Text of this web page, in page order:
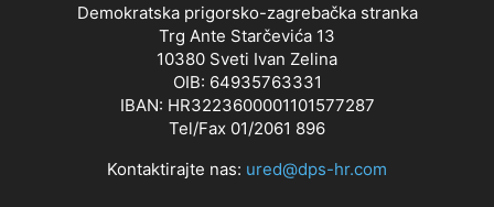
Demokratska prigorsko-zagrebačka stranka
Trg Ante Starčevića 13
10380 Sveti Ivan Zelina
OIB: 64935763331
IBAN: HR3223600001101577287
Tel/Fax 01/2061 896
Kontaktirajte nas: ured@dps-hr.com